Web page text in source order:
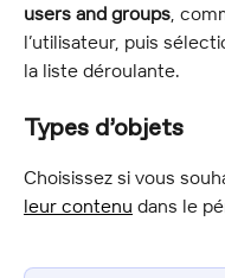
users and groups,
l’utilisateur, puis
la liste déroulante.
Types d’objets
Choisissez si vous
leur contenu dans le